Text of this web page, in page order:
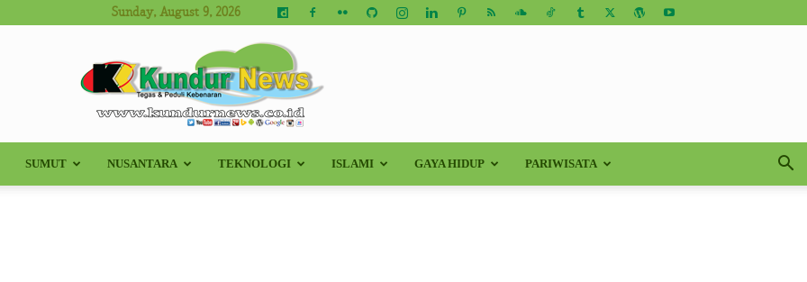
Sunday, August 9, 2026
Kundur
SUMUT NUSANTARA TEKNOLOGI ISLAMI GAYA HIDUP PARIWISATA